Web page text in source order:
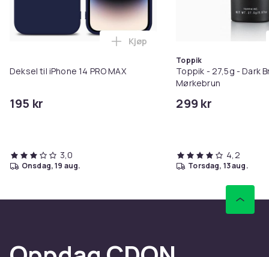
Deksel til iPhone 14 PRO MAX
195 kr
Legg Deksel til iPhone 14 PRO
Kjøp
3,0
onsdag, 19 aug.
Toppik
Toppik - 27,5g - Dark
Mørkebrun
299 kr
4,2
torsdag, 13 aug.